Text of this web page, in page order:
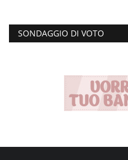
SONDAGGIO DI VOTO